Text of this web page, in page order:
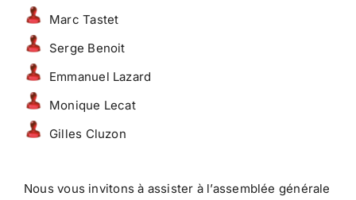
Marc Tastet
Serge Benoit
Emmanuel Lazard
Monique Lecat
Gilles Cluzon
Nous vous invitons à assister à l’assemblée générale